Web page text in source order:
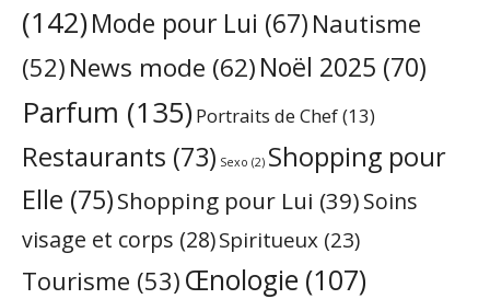
(142)Mode pour Lui (67) Nautisme
(52) News mode (62)Noël 2025 (70)
Parfum (135)Portraits de Chef(13)
Restaurants (73) Sexo (2) Shopping pour
Elle (75)Shopping pour Lui (39)Soins
visage et corps (28)Spiritueux (23)
Tourisme (53) Œnologie (107)